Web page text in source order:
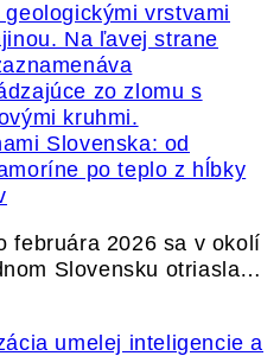
Slovenska: od
po teplo z hĺbky
februára 2026 sa v okolí
Slovensku otriasla…